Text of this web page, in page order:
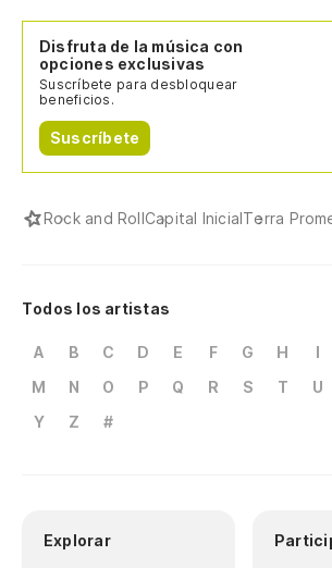
Disfruta de la música con
opciones exclusivas
Suscríbete para desbloquear
beneficios.
Suscríbete
Rock and RollCapital InicialTerra
Todos los artistas
A B C D E F G H I
M
N O P Q R S T U
Y
Z #
Explorar